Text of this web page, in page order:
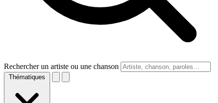
Rechercher un artiste ou une chanson
Thématiques